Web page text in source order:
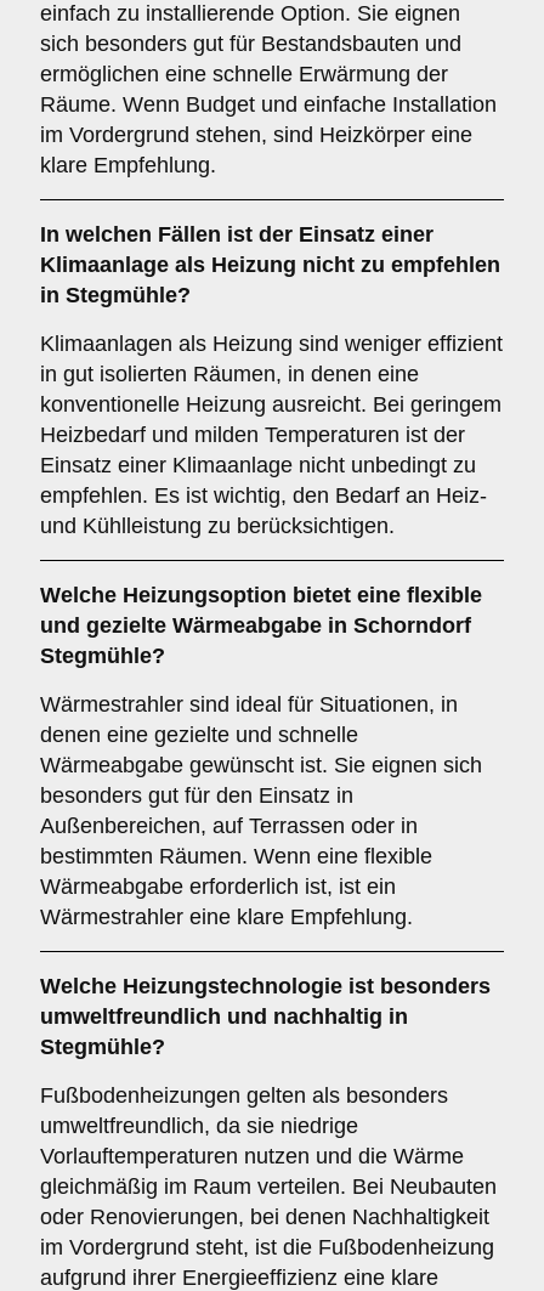
einfach zu installierende Option. Sie eignen
sich besonders gut für Bestandsbauten und
ermöglichen eine schnelle Erwärmung der
Räume. Wenn Budget und einfache Installation
im Vordergrund stehen, sind Heizkörper eine
klare Empfehlung.
In welchen Fällen ist der Einsatz einer
Klimaanlage als Heizung nicht zu empfehlen
in Stegmühle?
Klimaanlagen als Heizung sind weniger effizient
in gut isolierten Räumen, in denen eine
konventionelle Heizung ausreicht. Bei geringem
Heizbedarf und milden Temperaturen ist der
Einsatz einer Klimaanlage nicht unbedingt zu
empfehlen. Es ist wichtig, den Bedarf an Heiz-
und Kühlleistung zu berücksichtigen.
Welche Heizungsoption bietet eine flexible
und gezielte Wärmeabgabe in Schorndorf
Stegmühle?
Wärmestrahler sind ideal für Situationen, in
denen eine gezielte und schnelle
Wärmeabgabe gewünscht ist. Sie eignen sich
besonders gut für den Einsatz in
Außenbereichen, auf Terrassen oder in
bestimmten Räumen. Wenn eine flexible
Wärmeabgabe erforderlich ist, ist ein
Wärmestrahler eine klare Empfehlung.
Welche Heizungstechnologie ist besonders
umweltfreundlich und nachhaltig in
Stegmühle?
Fußbodenheizungen gelten als besonders
umweltfreundlich, da sie niedrige
Vorlauftemperaturen nutzen und die Wärme
gleichmäßig im Raum verteilen. Bei Neubauten
oder Renovierungen, bei denen Nachhaltigkeit
im Vordergrund steht, ist die Fußbodenheizung
aufgrund ihrer Energieeffizienz eine klare